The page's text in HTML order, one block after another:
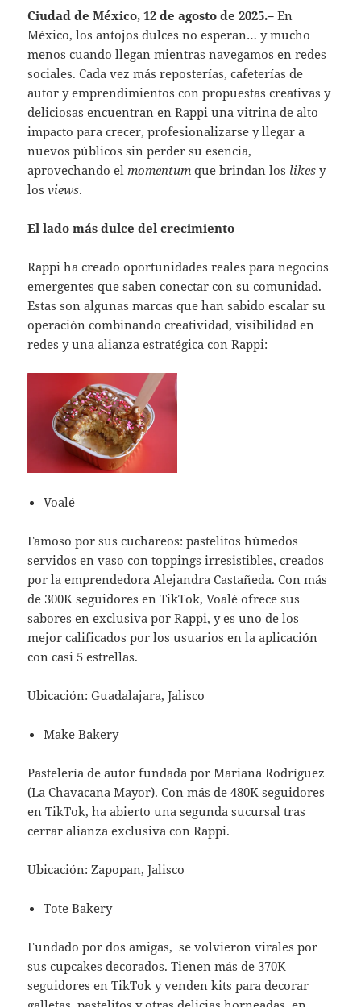
Ciudad de México, 12 de agosto de 2025.– En
México, los antojos dulces no esperan… y mucho
menos cuando llegan mientras navegamos en redes
sociales. Cada vez más reposterías, cafeterías de
autor y emprendimientos con propuestas creativas y
deliciosas encuentran en Rappi una vitrina de alto
impacto para crecer, profesionalizarse y llegar a
nuevos públicos sin perder su esencia,
aprovechando el momentum que brindan los likes y
losviews.
El lado más dulce del crecimiento
Rappi ha creado oportunidades reales para negocios
emergentes que saben conectar con su comunidad.
Estas son algunas marcas que han sabido escalar su
operación combinando creatividad, visibilidad en
redes y una alianza estratégica con Rappi:
Voalé
Famoso por sus cuchareos: pastelitos húmedos
servidos en vaso con toppings irresistibles, creados
por la emprendedora Alejandra Castañeda. Con más
de 300K seguidores en TikTok, Voalé ofrece sus
sabores en exclusiva por Rappi, y es uno de los
mejor calificados por los usuarios en la aplicación
con casi 5 estrellas.
Ubicación: Guadalajara, Jalisco
Make Bakery
Pastelería de autor fundada por Mariana Rodríguez
(La Chavacana Mayor). Con más de 480K seguidores
en TikTok, ha abierto una segunda sucursal tras
cerrar alianza exclusiva con Rappi.
Ubicación: Zapopan, Jalisco
Tote Bakery
Fundado por dos amigas, se volvieron virales por
sus cupcakes decorados. Tienen más de 370K
seguidores en TikTok y venden kits para decorar